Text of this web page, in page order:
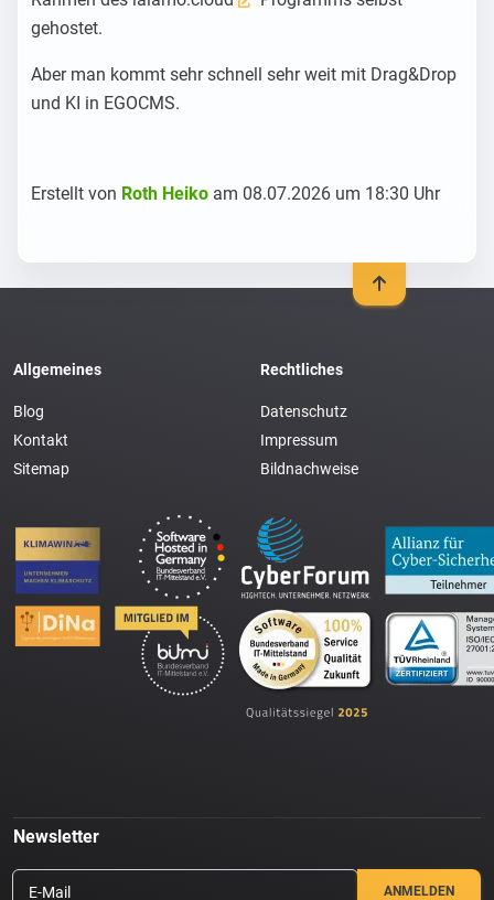
gehostet.
Aber man kommt sehr schnell sehr weit mit Drag&Drop
und KI in EGOCMS.
Erstellt von Roth Heiko am 08.07.2026 um 18:30 Uhr
Allgemeines
Blog
Kontakt
Sitemap
Rechtliches
Datenschutz
Impressum
Bildnachweise
Newsletter
E-Mail